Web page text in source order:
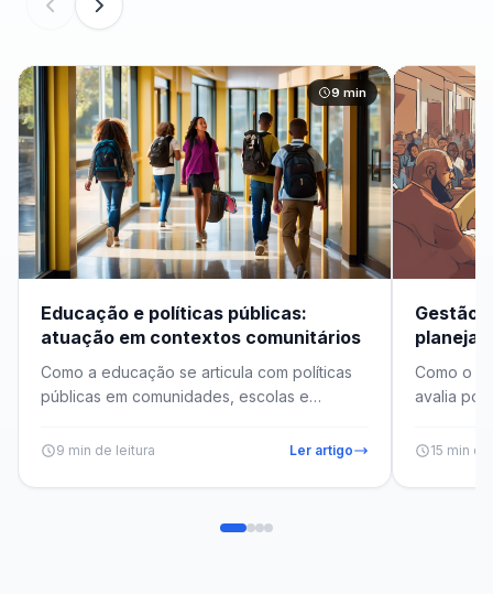
9 min
Educação e políticas públicas:
atuação em contextos comunitários
Como a educação se articula com políticas
públicas em comunidades, escolas e
transforma...
9 min de leitura Ler artigo
Gestão
Como o
avalia
15 min